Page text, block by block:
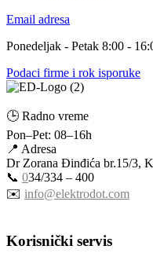
Email adresa
Ponedeljak - Petak 8:00 -
Podaci firme i rok isporuke
🕒 Radno vreme
Pon–Pet: 08–16h
📍 Adresa
Dr Zorana Đinđića br.15/3,
📞 034/334 – 400
✉️ info@elektrodot.com
Korisnički servis